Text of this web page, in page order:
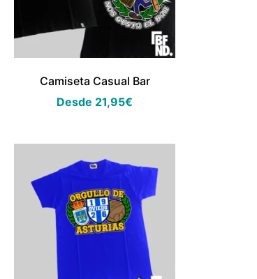
Camiseta Casual Bar
Desde 21,95€